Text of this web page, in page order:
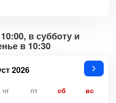
в субботу и
в 10:30
2026
чт пт сб вс